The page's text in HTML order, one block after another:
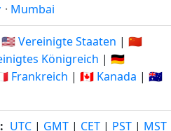
· Mumbai
🇺🇸 Vereinigte Staaten | 🇨🇳
Königreich | 🇩🇪
Frankreich | 🇨🇦 Kanada | 🇦🇺
: UTC | GMT | CET | PST | MST